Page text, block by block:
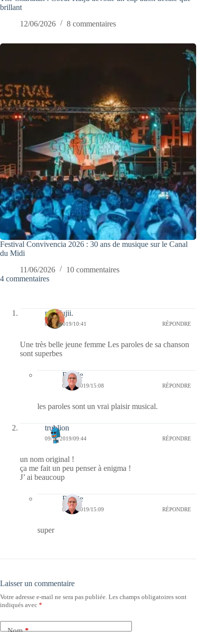
brillant
12/06/2026
8 commentaires
Festival Convivencia 2026 : 30 ans de musique sur le Canal
du Midi
11/06/2026
10 commentaires
4 commentaires
missfujii.
09/11/2019/10:41 RÉPONDRE
Une très belle jeune femme Les paroles de sa chanson
sont superbes
Bernie
09/11/2019/15:08 RÉPONDRE
les paroles sont un vrai plaisir musical.
trublion
09/11/2019/09:44 RÉPONDRE
un nom original !
ça me fait un peu penser à enigma !
J’ ai beaucoup
Bernie
09/11/2019/15:09 RÉPONDRE
super
Laisser un commentaire
Votre adresse e-mail ne sera pas publiée. Les champs obligatoires sont
indiqués avec *